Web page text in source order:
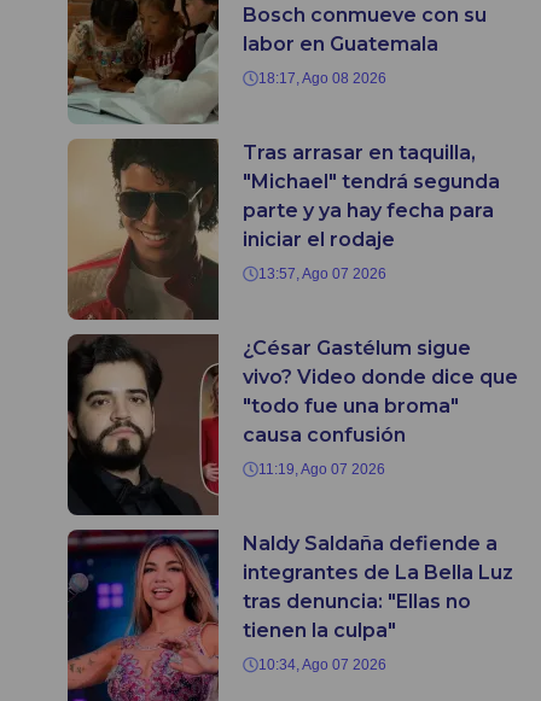
Bosch conmueve con su
labor en Guatemala
18:17, Ago 08 2026
Tras arrasar en taquilla,
"Michael" tendrá segunda
parte y ya hay fecha para
iniciar el rodaje
13:57, Ago 07 2026
¿César Gastélum sigue
vivo? Video donde dice que
"todo fue una broma"
causa confusión
11:19, Ago 07 2026
Naldy Saldaña defiende a
integrantes de La Bella Luz
tras denuncia: "Ellas no
tienen la culpa"
10:34, Ago 07 2026